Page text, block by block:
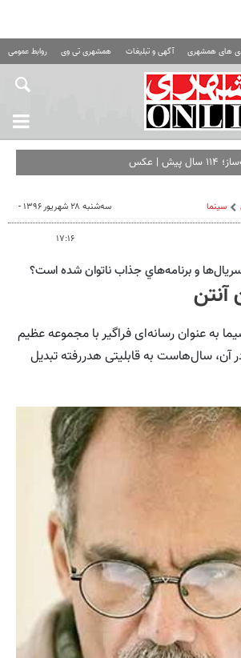
های همشهری آگهی و تبلیغات همشهری تی وی روابط عمومی
| عکس
سینما سه‌شنبه ۲۸ شهریور ۱۳۹۶ -
۱۷:۱۶
سريال‌ها و برنامه‌هاي جذاب ناتوان شده است؟
به عنوان رسانه‌ای فراگیر با مجموعه عظیم
آن، سال‌هاست به قابلیتی هدررفته تبدیل